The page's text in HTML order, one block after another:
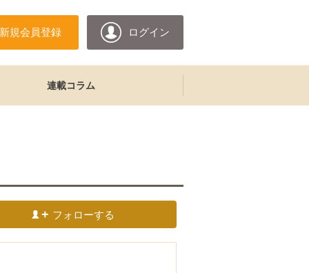
新規会員登録 ログイン
連載コラム
フォローする